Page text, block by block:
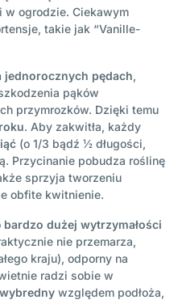
w ogrodzie. Ciekawym
takie jak “Vanille-
jednorocznych pędach,
pąków
przymrozków. Dzięki temu
. Aby zakwitła, każdy
(o 1/3 bądź ½ długości,
Przycinanie pobudza roślinę
sprzyja tworzeniu
obfite kwitnienie.
bardzo dużej wytrzymałości
nie przemarza,
kraju), odporny na
radzi sobie w
względem podłoża,